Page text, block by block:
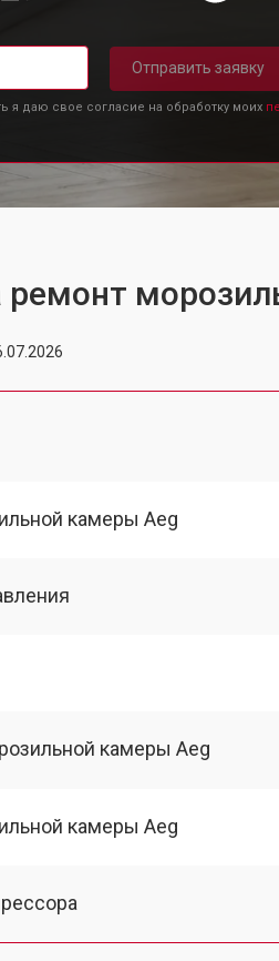
Отправить заявку
я даю свое согласие на обработку моих
ремонт
камеры Aeg
камеры Aeg
камеры Aeg